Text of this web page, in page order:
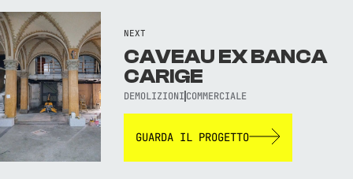
NEXT
CAVEAU EX BANCA
CARIGE
DEMOLIZIONI COMMERCIALE
GUARDA IL PROGETTO